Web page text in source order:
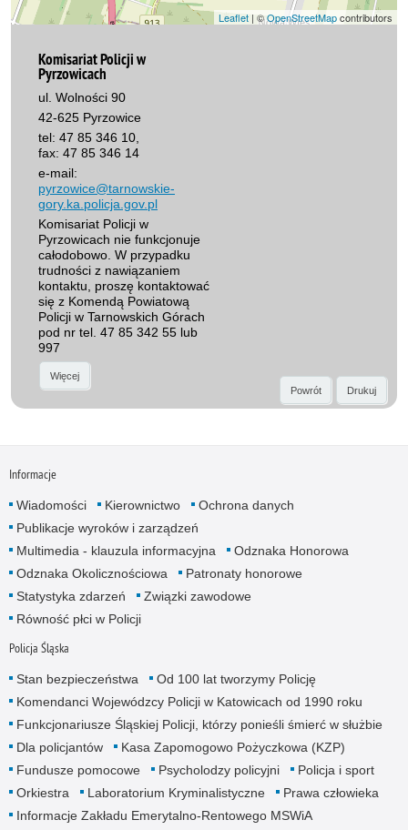
Leaflet | ©OpenStreetMapcontributors
Komisariat Policji w
Pyrzowicach
ul. Wolności 90
42-625 Pyrzowice
tel: 47 85 346 10,
fax: 47 85 346 14
e-mail:
pyrzowice@tarnowskie-
gory.ka.policja.gov.pl
Komisariat Policji w
Pyrzowicach nie funkcjonuje
całodobowo. W przypadku
trudności z nawiązaniem
kontaktu, proszę kontaktować
się z Komendą Powiatową
Policji w Tarnowskich Górach
pod nr tel. 47 85 342 55 lub
997
Więcej
Powrót
Drukuj
Informacje
Wiadomości Kierownictwo
Ochrona danych
Publikacje wyroków i zarządzeń
Multimedia - klauzula informacyjna
Odznaka Honorowa
Odznaka Okolicznościowa
Patronaty honorowe
Statystyka zdarzeń
Związki zawodowe
Równość płci w Policji
Policja Śląska
Stan bezpieczeństwa
Od 100 lat tworzymy Policję
Komendanci Wojewódzcy Policji w Katowicach od 1990 roku
Funkcjonariusze Śląskiej Policji, którzy ponieśli śmierć w służbie
Dla policjantów
Kasa Zapomogowo Pożyczkowa (KZP)
Fundusze pomocowe
Psycholodzy policyjni
Policja i sport
Orkiestra
Laboratorium Kryminalistyczne
Prawa człowieka
Informacje Zakładu Emerytalno-Rentowego MSWiA